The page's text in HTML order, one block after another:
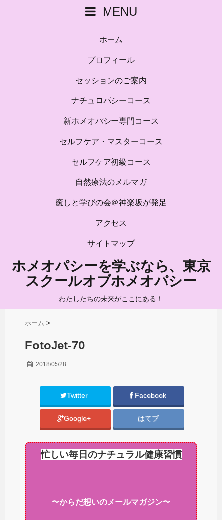
MENU
ホーム
プロフィール
セッションのご案内
ナチュロパシーコース
新ホメオパシー専門コース
セルフケア・マスターコース
セルフケア初級コース
自然療法のメルマガ
癒しと学びの会＠神楽坂が発足
アクセス
サイトマップ
ホメオパシーを学ぶなら、東京
スクールオブホメオパシー
わたしたちの未来がここにある！
ホーム >
FotoJet-70
2018/05/28
Twitter Facebook
Google+ はてブ
忙しい毎日のナチュラル健康習慣
〜からだ想いのメールマガジン〜